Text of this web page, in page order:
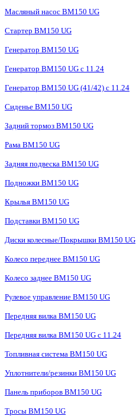
Масляный насос BM150 UG
Стартер BM150 UG
Генератор BM150 UG
Генератор BM150 UG с 11.24
Генератор BM150 UG (41/42) с 11.24
Сиденье BM150 UG
Задний тормоз BM150 UG
Рама BM150 UG
Задняя подвеска BM150 UG
Подножки BM150 UG
Крылья BM150 UG
Подставки BM150 UG
Диски колесные/Покрышки BM150 UG
Колесо переднее BM150 UG
Колесо заднее BM150 UG
Рулевое управление BM150 UG
Передняя вилка BM150 UG
Передняя вилка BM150 UG с 11.24
Топливная система BM150 UG
Уплотнители/резинки BM150 UG
Панель приборов BM150 UG
Тросы BM150 UG